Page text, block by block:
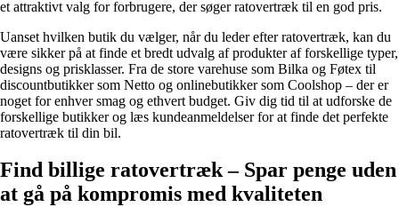
et attraktivt valg for forbrugere, der søger ratovertræk til en god pris.
Uanset hvilken butik du vælger, når du leder efter ratovertræk, kan du
være sikker på at finde et bredt udvalg af produkter af forskellige typer,
designs og prisklasser. Fra de store varehuse som Bilka og Føtex til
discountbutikker som Netto og onlinebutikker som Coolshop – der er
noget for enhver smag og ethvert budget. Giv dig tid til at udforske de
forskellige butikker og læs kundeanmeldelser for at finde det perfekte
ratovertræk til din bil.
Find billige ratovertræk – Spar penge uden
at gå på kompromis med kvaliteten